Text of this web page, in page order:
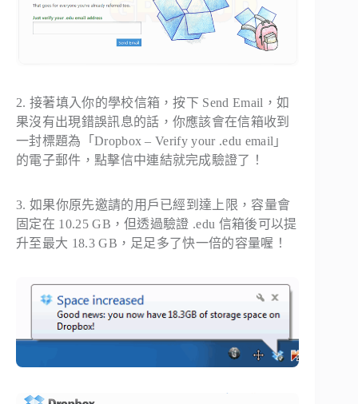
2. 接著填入你的學校信箱，按下 Send Email，如
果沒有出現錯誤訊息的話，你應該會在信箱收到
一封標題為「Dropbox – Verify your .edu email」
的電子郵件，點擊信中連結就完成驗證了！
3. 如果你原先邀請的用戶已經到達上限，容量會
固定在 10.25 GB，但透過驗證 .edu 信箱後可以提
升至最大 18.3 GB，足足多了快一倍的容量喔！